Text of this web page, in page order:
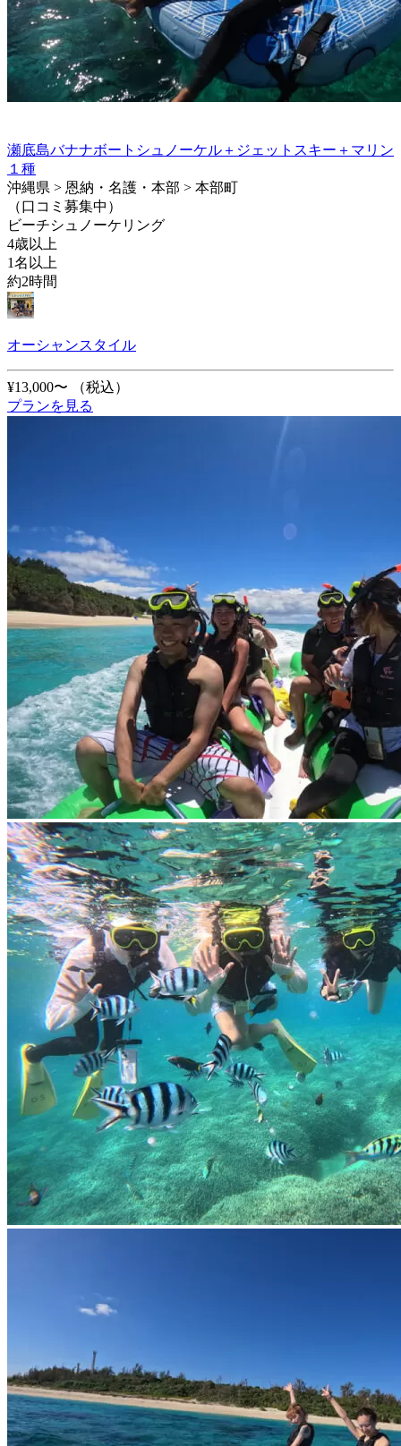
瀬底島バナナボートシュノーケル＋ジェットスキー＋マリン
１種
沖縄県 > 恩納・名護・本部 > 本部町
（口コミ募集中）
ビーチシュノーケリング
4歳以上
1名以上
約2時間
オーシャンスタイル
¥13,000〜
（税込）
プランを見る